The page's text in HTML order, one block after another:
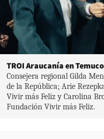
TROI Araucanía en Temuco
Consejera regional Gilda
de la República; Arie
Vivir más Feliz y Carolina
Fundación Vivir más Feliz.